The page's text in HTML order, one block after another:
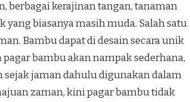
berbagai kerajinan tangan, tanaman
biasanya masih muda. Salah satu
Bambu dapat di desain secara unik
bambu akan nampak sederhana,
sejak jaman dahulu digunakan dalam
zaman, kini pagar bambu tidak